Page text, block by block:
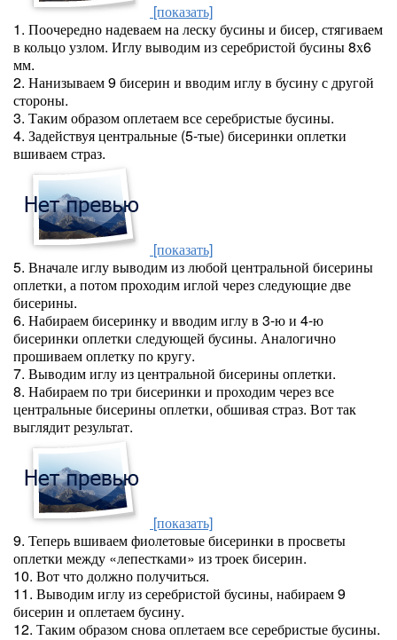
[показать]
1. Поочередно надеваем на леску бусины и бисер, стягиваем
в кольцо узлом. Иглу выводим из серебристой бусины 8х6
мм.
2. Нанизываем 9 бисерин и вводим иглу в бусину с другой
стороны.
3. Таким образом оплетаем все серебристые бусины.
4. Задействуя центральные (5-тые) бисеринки оплетки
вшиваем страз.
[показать]
5. Вначале иглу выводим из любой центральной бисерины
оплетки, а потом проходим иглой через следующие две
бисерины.
6. Набираем бисеринку и вводим иглу в 3-ю и 4-ю
бисеринки оплетки следующей бусины. Аналогично
прошиваем оплетку по кругу.
7. Выводим иглу из центральной бисерины оплетки.
8. Набираем по три бисеринки и проходим через все
центральные бисерины оплетки, обшивая страз. Вот так
выглядит результат.
[показать]
9. Теперь вшиваем фиолетовые бисеринки в просветы
оплетки между «лепестками» из троек бисерин.
10. Вот что должно получиться.
11. Выводим иглу из серебристой бусины, набираем 9
бисерин и оплетаем бусину.
12. Таким образом снова оплетаем все серебристые бусины.